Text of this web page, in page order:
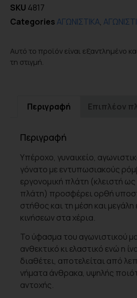
SKU 4817
CategoriesΑΓΩΝΙΣΤΙΚΑ,
Αυτό το προϊόν είναι εξαντλημένο
τη στιγμή.
Περιγραφή Επιπλέον
Περιγραφή
Υπέροχο, γυναικείο,
γόνατο με εντυπωσιακούς
εργονομική πλάτη (κλειστή
πλάτη) προσφέρει ορθή
στήθος και τη μέση και μεγάλη
κινήσεων στα χέρια.
Το ύφασμα του αγωνιστικού
ανθεκτικό κι ελαστικό ενώ η
διαθέτει, αποτελείται από
νήματα άνθρακα, υψηλής
αντοχής.